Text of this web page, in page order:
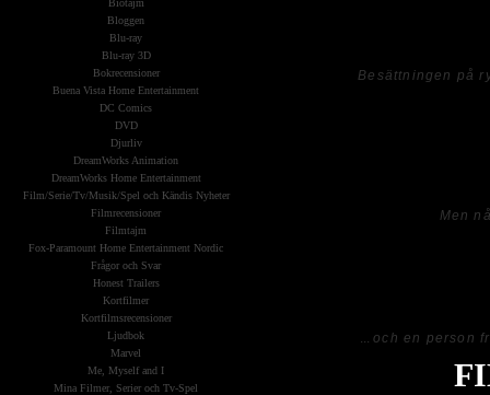
Besättningen på
Men
...och en person
Biotajm
Bloggen
Blu-ray
Blu-ray 3D
Bokrecensioner
Buena Vista Home Entertainment
DC Comics
DVD
Djurliv
DreamWorks Animation
DreamWorks Home Entertainment
Film/Serie/Tv/Musik/Spel och Kändis Nyheter
Filmrecensioner
Filmtajm
Fox-Paramount Home Entertainment Nordic
Frågor och Svar
Honest Trailers
Kortfilmer
Kortfilmsrecensioner
Ljudbok
Marvel
Me, Myself and I
Mina Filmer, Serier och Tv-Spel